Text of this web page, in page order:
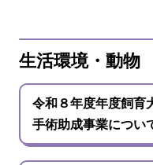
生活環境・動物
令和８年度年度飼育
手術助成事業につい